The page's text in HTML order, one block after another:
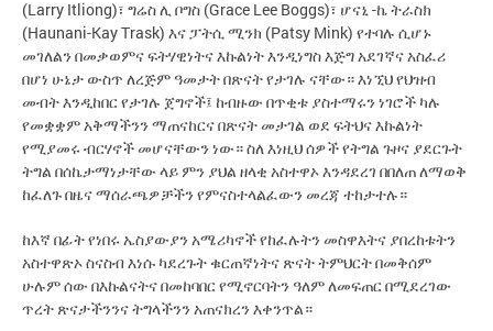
(Larry Itliong)፣ ግሬስ ሊ ቦግስ (Grace Lee Boggs)፣ ሆናኒ -ኬ ትራስክ
(Haunani-Kay Trask) እና ፓትሲ ሚንክ (Patsy Mink) የተባሉ ሲሆኑ
መገለልን በመቃወምና ፍትሃዊነትና እኩልነት እንዲነግስ እጅግ አደገኛና አስፈሪ
በሆነ ሁኔታ ውስጥ ለረጅም ዓመታት በጽናት የታገሉ ናቸው። እነኚህ የህዝብ
መብት እንዲከበር የታገሉ ጀግኖች፤ ከብዙው በጥቂቱ ያስተማሩን ነገሮች ካሉ
የመቋቋም አቅማችንን ማጠናከርና በጽናት መታገል ወደ ፍትህና እኩልነት
የሚያመሩ ብርሃኖች መሆናቸውን ነው። ስለ እነዚህ ሰዎች የትግል ጉዞና ያደርጉት
ትግል በሰኬታማነታቸው ላይ ምን ያህል ዘላቂ አስተዋኦ እንዳደረገ በበለጠ ለማወቅ
ከፈለጉ በዜና ማሰራጫዎቻችን የምናስተላልፈውን መረጃ ተከታተሉ።
ከእኛ በፊት የነበሩ ኤስያውያን አሜሪካኖች የከፈሉትን መስዋእትና ያበረከቱትን
አስተዋጽኦ ስናስብ እነሱ ካደረጉት ቁርጠኛነትና ጽናት ትምህርት በመቅሰም
ሁሉም ሰው በእኩልናትና በመከባበር የሚኖርባትን ዓለም ለመፍጠር በሚደረገው
ጥረት ጽናታችንንና ትግላችንን አጠናክረን እቀንጥል።